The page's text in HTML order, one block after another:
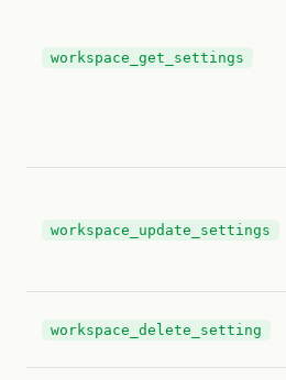
workspace_get_settings
workspace_update_settings
workspace_delete_setting